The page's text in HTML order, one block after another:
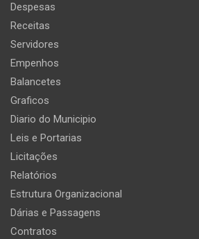
Despesas
Receitas
Servidores
Empenhos
Balancetes
Graficos
Diario do Municipio
Leis e Portarias
Licitações
Relatórios
Estrutura Organizacional
Dárias e Passagens
Contratos